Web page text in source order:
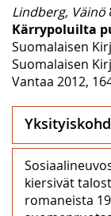
Lindberg, Väinö
Kärrypoluilta
Suomalaisen
Suomalaisen
Vantaa 2012,
kiersivät
romaneista